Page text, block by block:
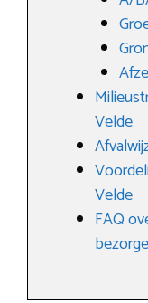
Velde
Velde
FAQ